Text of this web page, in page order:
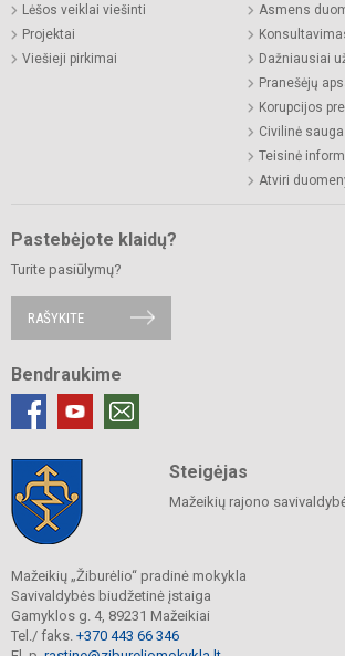
Lėšos veiklai viešinti
Projektai
Viešieji pirkimai
Asmens
Dažniausiai
Pranešėjų
Korupcijos
Civilinė sauga
Teisinė
Atviri
Pastebėjote klaidų?
Turite pasiūlymų?
RAŠYKITE
Bendraukime
Steigėjas
Mažeikių rajono
Mažeikių „Žiburėlio“ pradinė mokykla
Savivaldybės biudžetinė įstaiga
Gamyklos g. 4, 89231 Mažeikiai
Tel./ faks. +370 443 66 346